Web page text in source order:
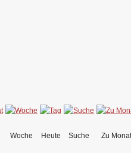
Woche Heute Suche
Zu Monat